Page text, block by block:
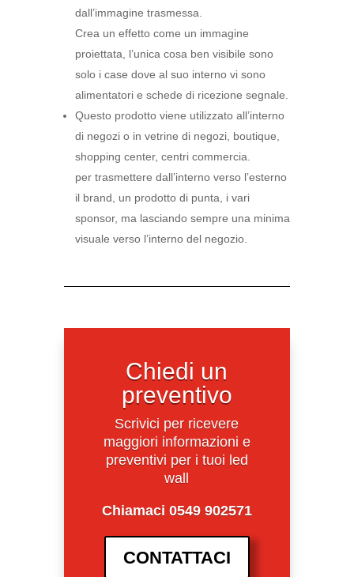
dall’immagine trasmessa.
Crea un effetto come un immagine
proiettata, l’unica cosa ben visibile sono
solo i case dove al suo interno vi sono
alimentatori e schede di ricezione segnale.
Questo prodotto viene utilizzato all’interno
di negozi o in vetrine di negozi, boutique,
shopping center, centri commercia.
per trasmettere dall’interno verso l’esterno
il brand, un prodotto di punta, i vari
sponsor, ma lasciando sempre una minima
visuale verso l’interno del negozio.
Chiedi un
preventivo
Scrivici per ricevere
maggiori informazioni e
preventivi per i tuoi led
wall
Chiamaci 0549 902571
CONTATTACI